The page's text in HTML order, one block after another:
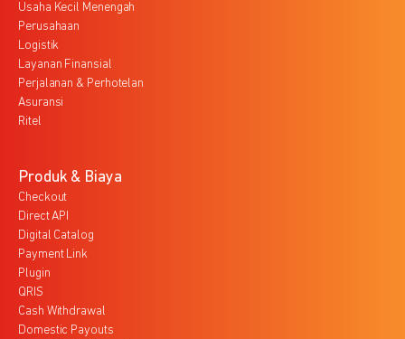
Usaha Kecil Menengah
Perusahaan
Logistik
Layanan Finansial
Perjalanan & Perhotelan
Asuransi
Ritel
Produk & Biaya
Checkout
Direct API
Digital Catalog
Payment Link
Plugin
QRIS
Cash Withdrawal
Domestic Payouts